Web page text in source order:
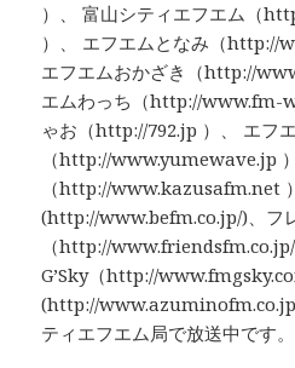
）、 富山シティエフエム（
）、 エフエムとなみ（http://
エフエムおかざき（http://
エムわっち（http://www.fm-
ゃお（http://792.jp ）、 エフ
（http://www.yumewave.jp
（http://www.kazusafm.net
(http://www.befm.co.jp/)、フ
（http://
G’Sky（http://
(http://
ティエフエム局で放送中です。